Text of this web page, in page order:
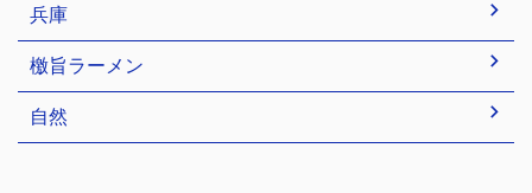
兵庫
檄旨ラーメン
自然